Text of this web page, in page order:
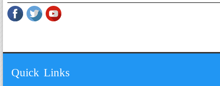
Quick Links